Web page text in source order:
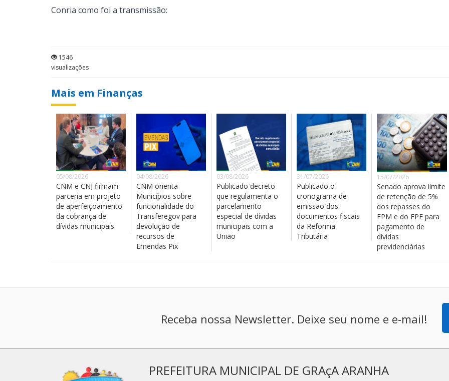
Conria como foi a transmissão:
1546
visualizações
Mais em Finanças
05/08/2026
CNM e CNJ firmam
parceria em projeto
de aperfeiçoamento
da cobrança de
dívidas municipais
04/08/2026
CNM orienta
Municípios sobre
funcionalidade do
Transferegov para
devolução de
recursos de
Emendas Pix
03/08/2026
Publicado decreto
que regulamenta o
parcelamento
especial de dívidas
municipais com a
União
31/07/2026
Publicado o
cronograma de
emissão dos
documentos fiscais
da Reforma
Tributária
15/07/2026
Senado aprova limite
de retenção de 5%
dos repasses do
FPM e do FPE para
pagamento de
dívidas
previdenciárias
Receba nossa Newsletter. Deixe seu nome e e-mail!
PREFEITURA MUNICIPAL DE GRAçA ARANHA